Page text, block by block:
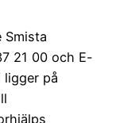
Smista
21 00 och E-
på